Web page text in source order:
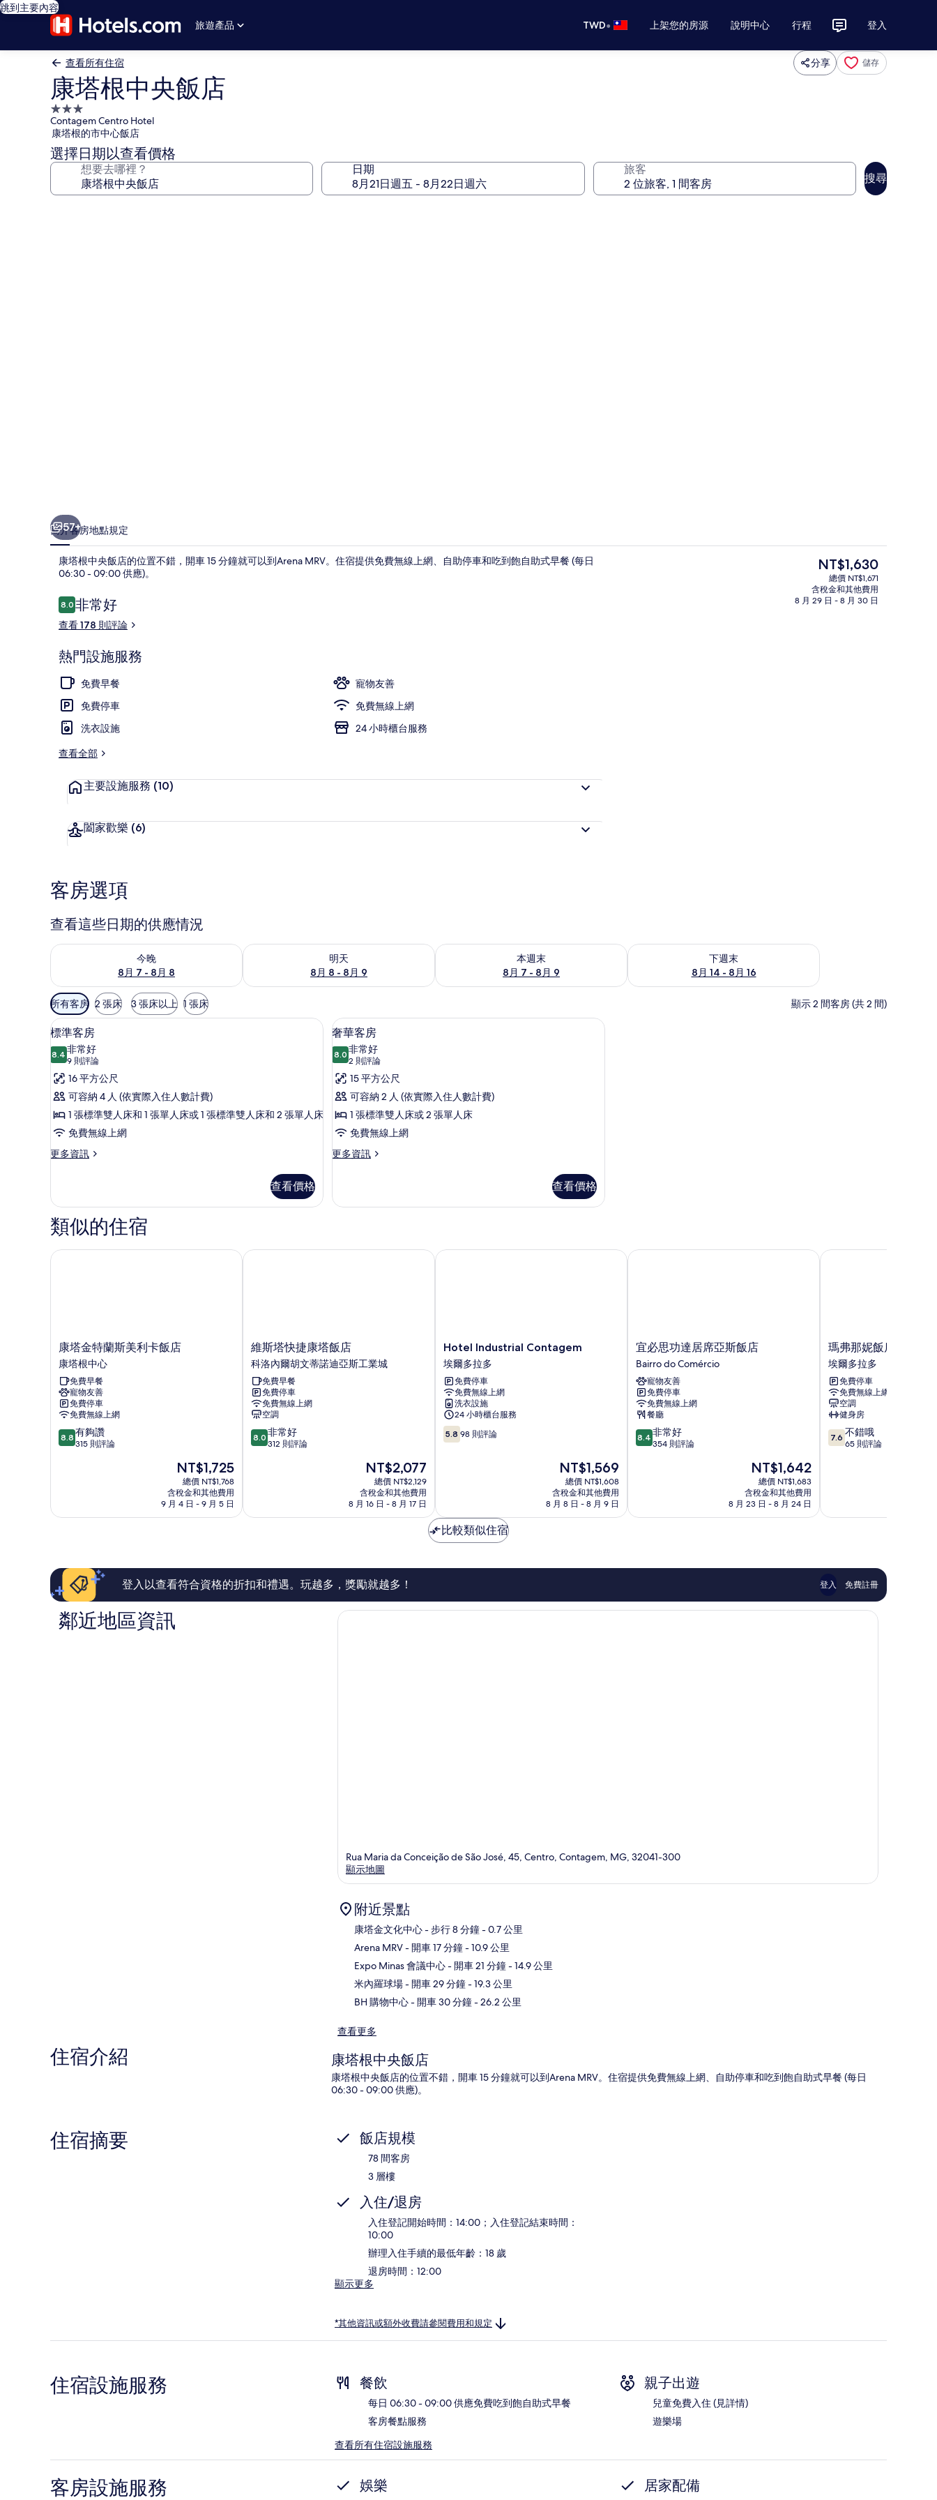
跳到主要內容
旅遊產品
TWD• 上架您的房源 說明中心 行程 登入
查看所有住宿 分享 儲存
康塔根中央飯店
3.0
星
級
住
宿
Contagem Centro Hotel
康塔根的市中心飯店
選擇日期以查看價格
想要去哪裡？ 日期 旅客
搜尋
標準客房 | 書桌、遮光布/窗簾、熨斗/熨衣板、免費搖籃/嬰兒床
餐廳
57+
簡介客房地點規定
康塔根中央飯店的位置不錯，開車 15 分鐘就可以到Arena MRV。住宿提供免費無線上網、自助停車和吃到飽自助式早餐 (每日
06:30 - 09:00 供應)。
評
論
8.08.0 分，滿分 10 分，
非常好
查看 178 則評論
熱門設施服務
免費早餐
寵物友善
免費停車
免費無線上網
洗衣設施
24 小時櫃台服務
查看全部
主要設施服務 (10)
闔家歡樂 (6)
目
的
價
NT$1,630
總價 NT$1,671
含稅金和其他費用
8 月 29 日 - 8 月 30 日
客房選項
查看這些日期的供應情況
今晚
8月 7 - 8月 8
查看今晚 (8月 7 - 8月 8) 的供應情況
明天
8月 8 - 8月 9
查看明天 (8月 8 - 8月 9) 的供應情況
本週末
8月 7 - 8月 9
查看本週末 (8月 7 - 8月 9) 的供應情況
下週末
8月 14 - 8月 16
查看下週末 (8月 14 - 8月 16) 的供應情況
可
用
的
客
房
篩
選
件
所有客房 2 張床 3 張床以上 1 張床 顯示 2 間客房 (共 2 間)
顯
示
標
準
客
房
的
所
片
標準客房 | 書桌、遮光布/窗簾、熨斗/熨衣板、免費搖籃/嬰兒床
8
標準客房
8.48.4 分，滿分 10 分
非常好
9 則評論
(9
則
評
論)
16 平方公尺
可容納 4 人 (依實際入住人數計費)
1 張標準雙人床和 1 張單人床或 1 張標準雙人床和 2 張單人床
免費無線上網
更多資訊
更
客
房
的
詳
情
查看價格
顯
示
奢
華
客
房
的
所
片
奢華客房 | 書桌、遮光布/窗簾、熨斗/熨衣板、免費搖籃/嬰兒床
11
奢華客房
8.08.0 分，滿分 10 分
非常好
2 則評論
(2
則
評
論)
15 平方公尺
可容納 2 人 (依實際入住人數計費)
1 張標準雙人床或 2 張單人床
免費無線上網
更多資訊
更
客
情
查看價格
類似的住宿
康
塔
金
特
蘭
斯
美
利
卡
中
康塔金特蘭斯美利卡飯店
康塔根中心
免費早餐
寵物友善
免費停車
免費無線上網
8.8
分，
夠
評
8.8 有夠讚
315 則評論
現
在
價
格
為
NT$1,725
總價 NT$1,768
含稅金和其他費用
9 月 4 日 - 9 月 5 日
康塔金特蘭斯美利卡飯店
維
斯
塔
快
捷
康
塔
飯
店
文
亞
斯
維斯塔快捷康塔飯店
科洛內爾胡文蒂諾迪亞斯工業城
免費早餐
免費停車
免費無線上網
空調
8.0
分，
常
評
論
8.0 非常好
312 則評論
現
價
格
為
NT$2,077
總價 NT$2,129
含稅金和其他費用
8 月 16 日 - 8 月 17 日
維斯塔快捷康塔飯店
Hotel
Industrial
Contagem
埃
爾
多
拉
多
Hotel Industrial Contagem
埃爾多拉多
免費停車
免費無線上網
洗衣設施
24 小時櫃台服務
5.8
分，
評
論
5.8 98 則評論
現
在
價
格
為
NT$1,569
總價 NT$1,608
含稅金和其他費用
8 月 8 日 - 8 月 9 日
Hotel Industrial Contagem
宜
必
思
功
達
居
席
亞
斯
宜必思功達居席亞斯飯店
Bairro do Comércio
寵物友善
免費停車
免費無線上網
餐廳
8.4
分，
常
評
8.4 非常好
354 則評論
現
在
價
格
為
NT$1,642
總價 NT$1,683
含稅金和其他費用
8 月 23 日 - 8 月 24 日
宜必思功達居席亞斯飯店
瑪
弗
那
妮
飯
店
埃
爾
多
瑪弗那妮飯店
埃爾多拉多
免費停車
免費無線上網
空調
健身房
7.6
分，
錯
評
論
7.6 不錯哦
65 則評論
瑪弗那妮飯店
比較類似住宿
登入以查看符合資格的折扣和禮遇。玩越多，獎勵就越多！ 登入 免費註冊
鄰近地區資訊
Rua Maria da Conceição de São José, 45, Centro, Contagem, MG, 32041-300
顯示地圖
附近景點
康塔金文化中心- 步行 8 分鐘- 0.7 公里
Arena MRV- 開車 17 分鐘- 10.9 公里
Expo Minas 會議中心- 開車 21 分鐘- 14.9 公里
米內羅球場- 開車 29 分鐘- 19.3 公里
BH 購物中心- 開車 30 分鐘- 26.2 公里
查看更多
住宿介紹 康塔根中央飯店
康塔根中央飯店的位置不錯，開車 15 分鐘就可以到Arena MRV。住宿提供免費無線上網、自助停車和吃到飽自助式早餐 (每日
06:30 - 09:00 供應)。
住宿摘要 飯店規模
78 間客房
3 層樓
入住/退房
入住登記開始時間：14:00；入住登記結束時間：
10:00
辦理入住手續的最低年齡：18 歲
退房時間：12:00
顯示更多
*其他資訊或額外收費請參閱費用和規定
住宿設施服務 餐飲
每日 06:30 - 09:00 供應免費吃到飽自助式早餐
客房餐點服務
親子出遊
兒童免費入住 (見詳情)
遊樂場
查看所有住宿設施服務
客房設施服務 娛樂 居家配備